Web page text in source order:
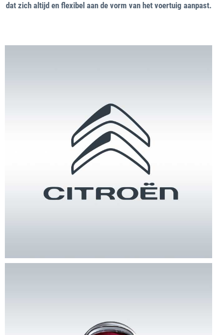
dat zich altijd en flexibel aan de vorm van het voertuig aanpast.